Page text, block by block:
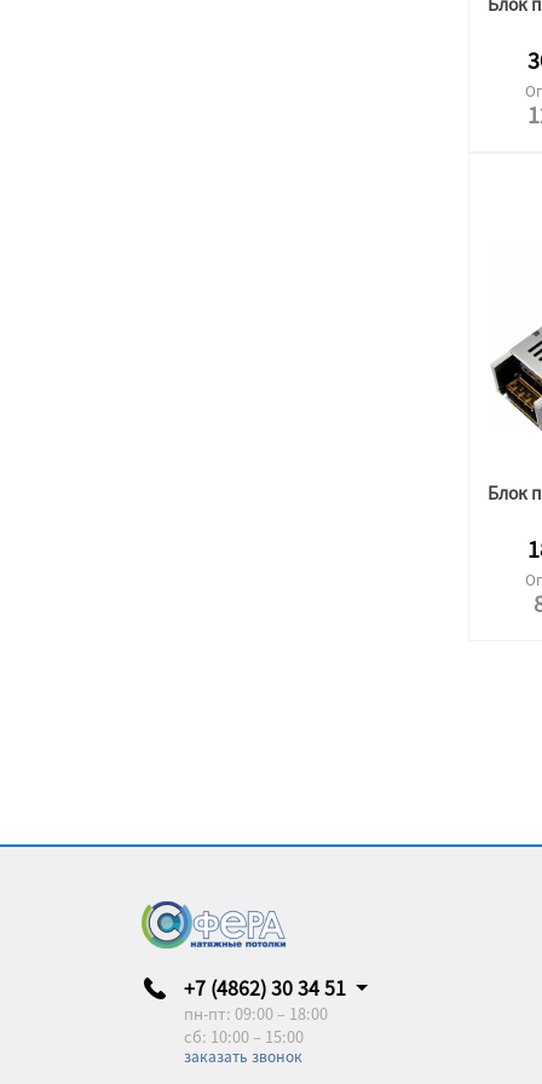
+7 (4862) 30 34 51
пн-пт: 09:00 – 18:00
сб: 10:00 – 15:00
заказать звонок